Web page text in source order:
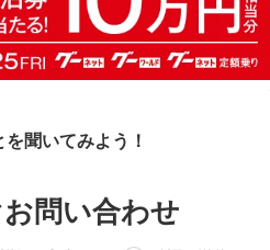
聞いてみよう！
問い合わせ